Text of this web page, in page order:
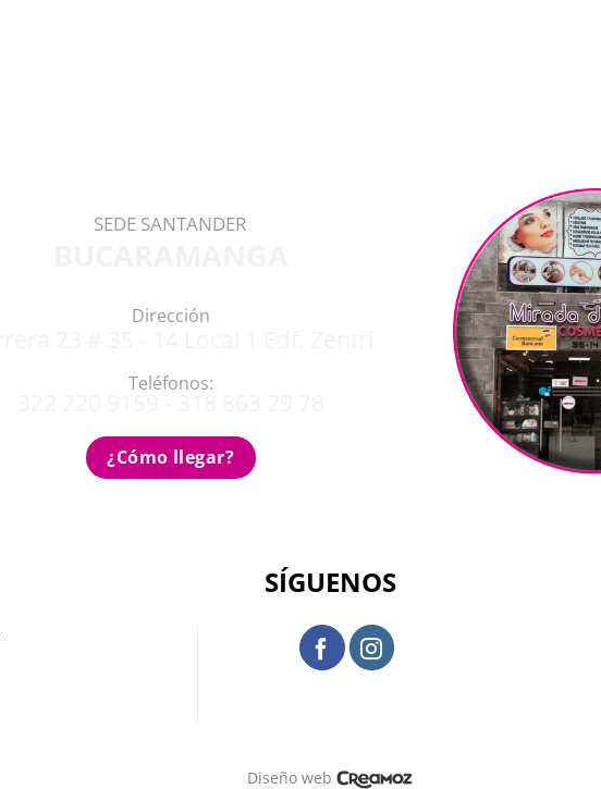
SEDE SANTANDER
Dirección
Teléfonos:
¿Cómo llegar?
SÍGUENOS
Diseño web